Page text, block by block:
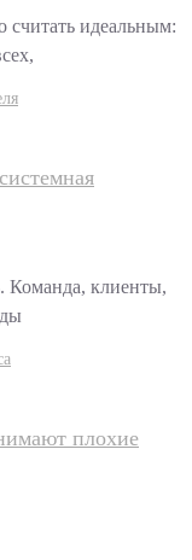
считать идеальным:
Команда, клиенты,
плохие